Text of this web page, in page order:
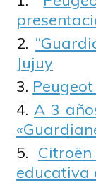
Jujuy
A 3
educativa